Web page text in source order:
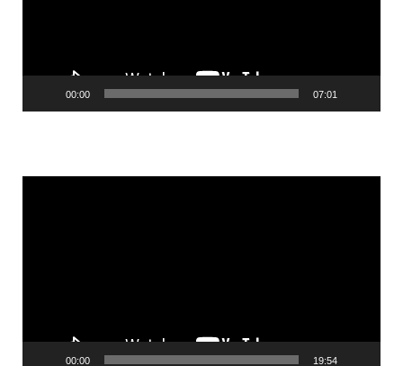
00:00 07:01
00:00 19:54